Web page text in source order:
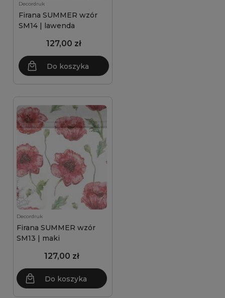
Decordruk
Firana SUMMER wzór
SM14 | lawenda
127,00 zł
Do koszyka
Decordruk
Firana SUMMER wzór
SM13 | maki
127,00 zł
Do koszyka